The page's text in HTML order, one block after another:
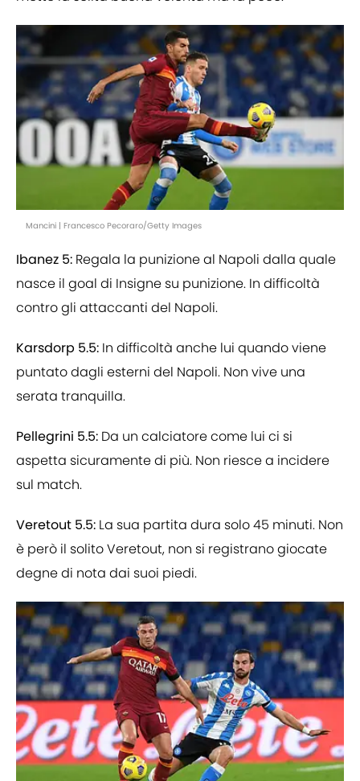
Mancini | Francesco Pecoraro/Getty Images
Ibanez 5: Regala la punizione al Napoli dalla quale
nasce il goal di Insigne su punizione. In difficoltà
contro gli attaccanti del Napoli.
Karsdorp 5.5: In difficoltà anche lui quando viene
puntato dagli esterni del Napoli. Non vive una
serata tranquilla.
Pellegrini 5.5: Da un calciatore come lui ci si
aspetta sicuramente di più. Non riesce a incidere
sul match.
Veretout 5.5: La sua partita dura solo 45 minuti. Non
è però il solito Veretout, non si registrano giocate
degne di nota dai suoi piedi.